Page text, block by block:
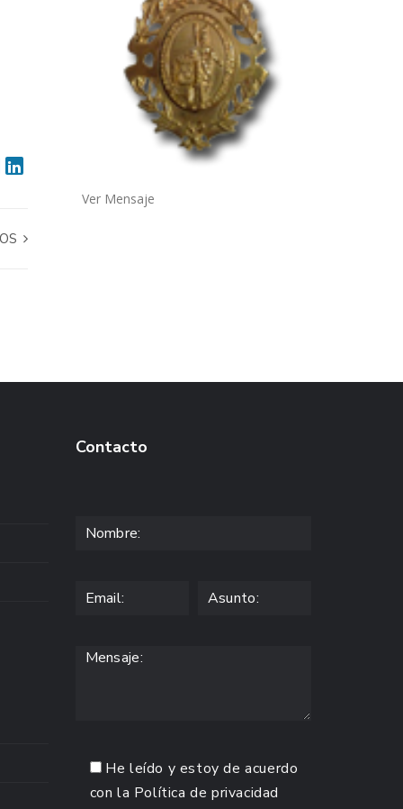
Ver Mensaje
Contacto
He leído y estoy de acuerdo
con la Política de privacidad